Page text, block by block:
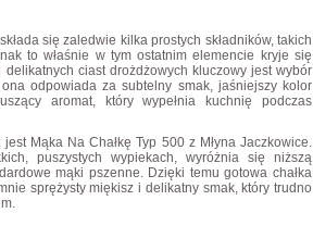
się zaledwie kilka prostych składników, takich
to właśnie w tym ostatnim elemencie kryje się
ciast drożdżowych kluczowy jest wybór
odpowiada za subtelny smak, jaśniejszy kolor
aromat, który wypełnia kuchnię podczas
Mąka Na Chałkę Typ 500 z Młyna Jaczkowice.
puszystych wypiekach, wyróżnia się niższą
mąki pszenne. Dzięki temu gotowa chałka
sprężysty miękisz i delikatny smak, który trudno